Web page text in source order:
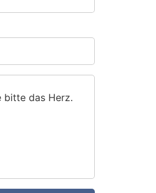
bitte das Herz.